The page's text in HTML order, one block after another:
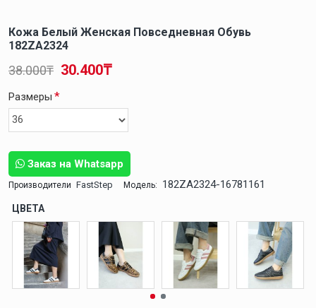
Кожа Белый Женская Повседневная Обувь
182ZA2324
Заказ на Whatsapp
Производители FastStep Модель: 182ZA2324-16781161
30.400₸
38.000₸
Размеры
ЦВЕТА